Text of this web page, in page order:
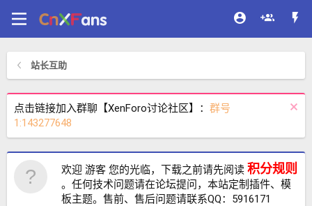
站长互助
点击链接加入群聊【XenForo讨论社区】： 群号
1:143277648
欢迎 游客 您的光临，下载之前请先阅读 积分规则
。任何技术问题请在论坛提问，本站定制插件、模
板主题。售前、售后问题请联系QQ：5916171